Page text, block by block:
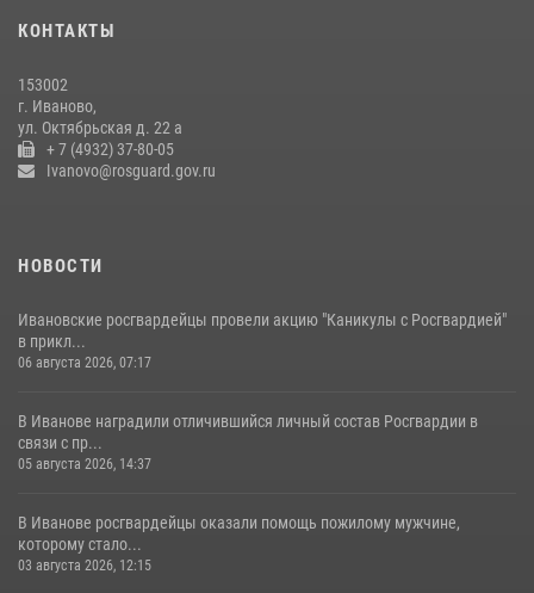
15 июля 2026, 13:03
КОНТАКТЫ
153002
г. Иваново,
ул. Октябрьская д. 22 а
+ 7 (4932) 37-80-05
Ivanovo@rosguard.gov.ru
НОВОСТИ
Ивановские росгвардейцы провели акцию "Каникулы с Росгвардией"
в прикл...
06 августа 2026, 07:17
В Иванове наградили отличившийся личный состав Росгвардии в
связи с пр...
05 августа 2026, 14:37
В Иванове росгвардейцы оказали помощь пожилому мужчине,
которому стало...
03 августа 2026, 12:15